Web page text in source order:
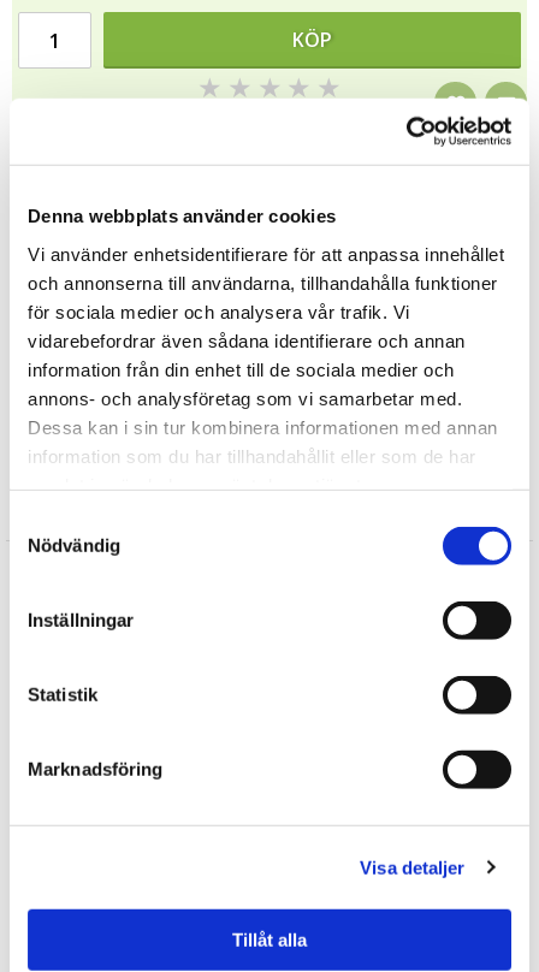
Denna webbplats använder cookies
Vi använder enhetsidentifierare för att anpassa innehållet
och annonserna till användarna, tillhandahålla funktioner
för sociala medier och analysera vår trafik. Vi
vidarebefordrar även sådana identifierare och annan
information från din enhet till de sociala medier och
annons- och analysföretag som vi samarbetar med.
Dessa kan i sin tur kombinera informationen med annan
information som du har tillhandahållit eller som de har
Nödvändig
Inställningar
Statistik
Marknadsföring
Visa detaljer
Tillåt alla
KÖP
★ ★ ★ ★ ★
Tipsa
Upptäck mer
A Lot Decoration
Hem
Mors Dag
Sommar
Dekorationer